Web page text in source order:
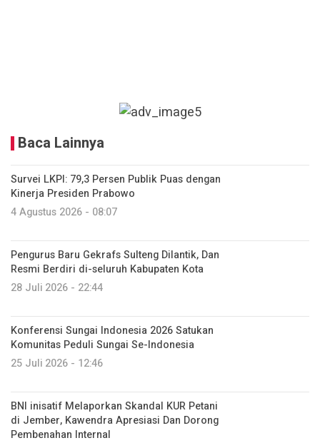
Baca Lainnya
Survei LKPI: 79,3 Persen Publik Puas dengan
Kinerja Presiden Prabowo
4 Agustus 2026 - 08:07
Pengurus Baru Gekrafs Sulteng Dilantik, Dan
Resmi Berdiri di-seluruh Kabupaten Kota
28 Juli 2026 - 22:44
Konferensi Sungai Indonesia 2026 Satukan
Komunitas Peduli Sungai Se-Indonesia
25 Juli 2026 - 12:46
BNI inisatif Melaporkan Skandal KUR Petani
di Jember, Kawendra Apresiasi Dan Dorong
Pembenahan Internal